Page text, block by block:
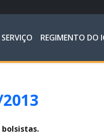
REGIMENTO DO
bolsistas.